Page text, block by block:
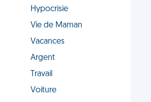
Hypocrisie
Vie de Maman
Vacances
Argent
Travail
Voiture